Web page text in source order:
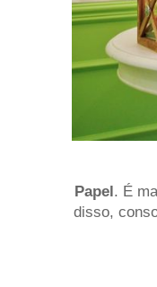
Papel. É
disso,